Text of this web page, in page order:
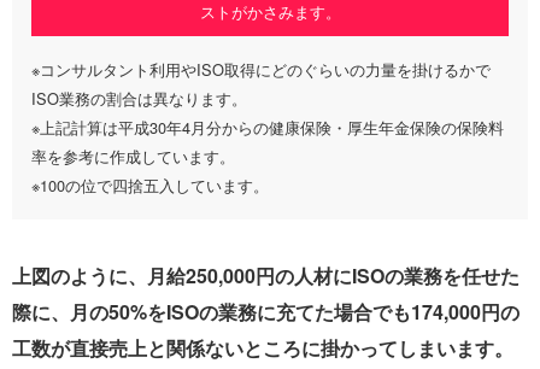
ストがかさみます。
※コンサルタント利用やISO取得にどのぐらいの力量を掛けるかで
ISO業務の割合は異なります。
※上記計算は平成30年4月分からの健康保険・厚生年金保険の保険料
率を参考に作成しています。
※100の位で四捨五入しています。
上図のように、月給250,000円の人材にISOの業務を任せた
際に、月の50%をISOの業務に充てた場合でも174,000円の
工数が直接売上と関係ないところに掛かってしまいます。